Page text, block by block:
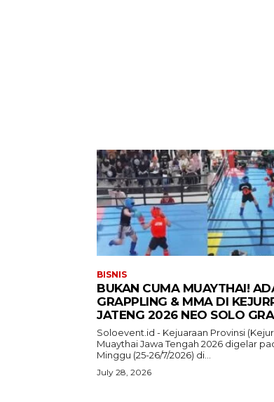
BISNIS
BUKAN CUMA MUAYTHAI!
GRAPPLING & MMA DI
JATENG 2026 NEO SOLO
Soloevent.id - Kejuaraan Provinsi
Muaythai Jawa Tengah 2026 digelar
Minggu (25-26/7/2026) di...
July 28, 2026